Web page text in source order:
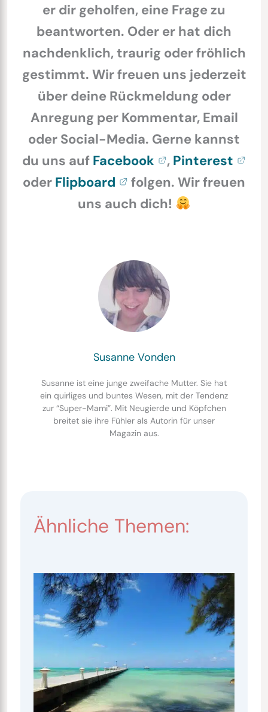
er dir geholfen, eine Frage zu
beantworten. Oder er hat dich
nachdenklich, traurig oder fröhlich
gestimmt. Wir freuen uns jederzeit
über deine Rückmeldung oder
Anregung per Kommentar, Email
oder Social-Media. Gerne kannst
du uns auf Facebook , Pinterest
oder Flipboard
folgen. Wir freuen
uns auch dich!
Susanne Vonden
Susanne ist eine junge zweifache Mutter. Sie hat
ein quirliges und buntes Wesen, mit der Tendenz
zur “Super-Mami”. Mit Neugierde und Köpfchen
breitet sie ihre Fühler als Autorin für unser
Magazin aus.
Ähnliche Themen: